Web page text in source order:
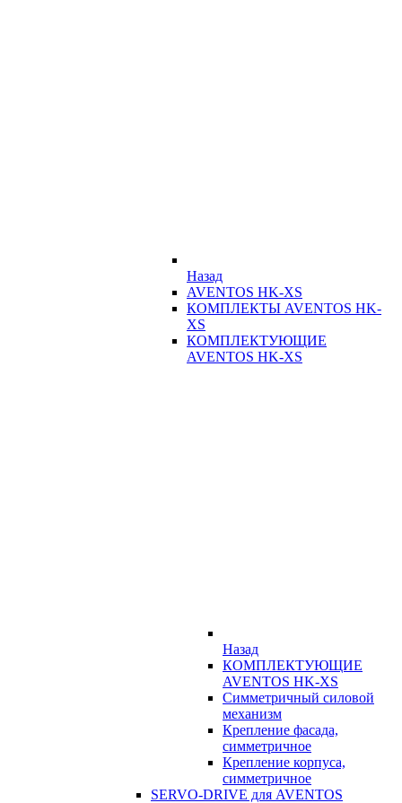
Назад
AVENTOS HK-XS
КОМПЛЕКТЫ AVENTOS HK-
XS
КОМПЛЕКТУЮЩИЕ
AVENTOS HK-XS
Назад
КОМПЛЕКТУЮЩИЕ
AVENTOS HK-XS
Симметричный силовой
механизм
Крепление фасада,
симметричное
Крепление корпуса,
симметричное
SERVO-DRIVE для AVENTOS